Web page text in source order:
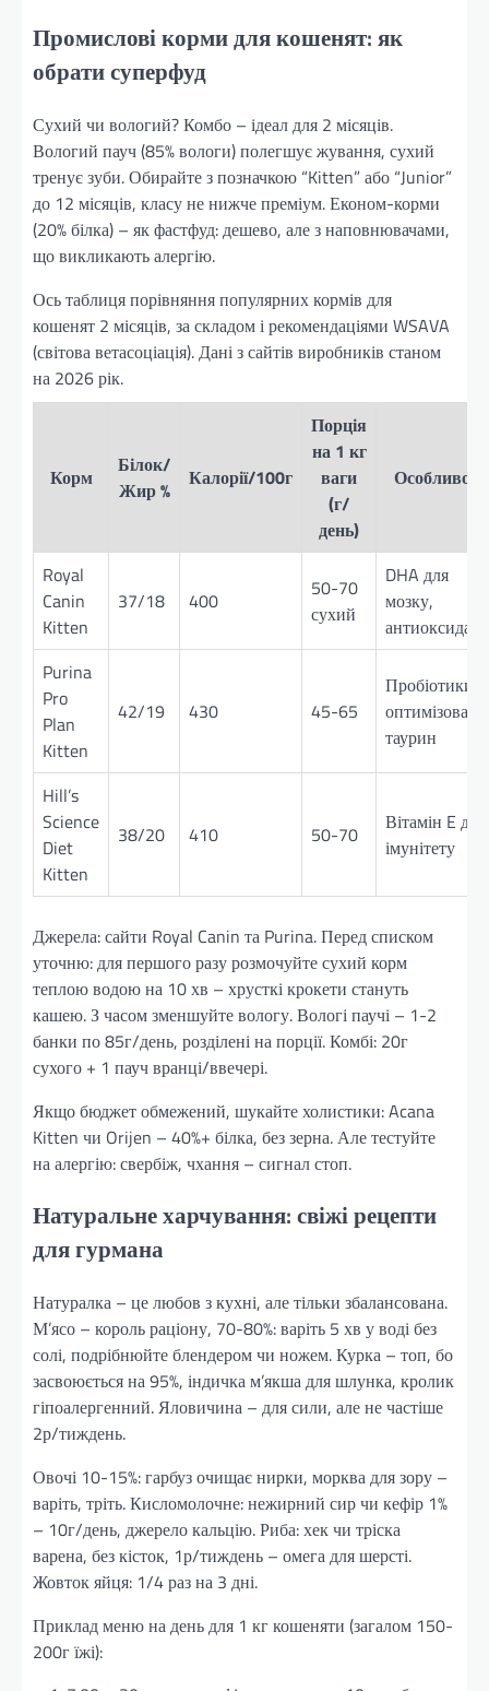
Промислові корми для кошенят: як
обрати суперфуд
Сухий чи вологий? Комбо – ідеал для 2 місяців.
Вологий пауч (85% вологи) полегшує жування, сухий
тренує зуби. Обирайте з позначкою “Kitten” або “Junior”
до 12 місяців, класу не нижче преміум. Економ-корми
(20% білка) – як фастфуд: дешево, але з наповнювачами,
що викликають алергію.
Ось таблиця порівняння популярних кормів для
кошенят 2 місяців, за складом і рекомендаціями WSAVA
(світова ветасоціація). Дані з сайтів виробників станом
на 2026 рік.
Корм
Білок/
Жир %
Калорії/100г
Порція
на 1 кг
ваги
(г/
день)
Royal
Canin
Kitten
37/18 400
50-70
сухий
DHA для
мозку,
Purina
Pro
Plan
Kitten
42/19 430 45-65
Пробіотики,
таурин
Hill’s
Science
Diet
Kitten
38/20 410 50-70
Вітамін E для
імунітету
Джерела: сайти Royal Canin та Purina. Перед списком
уточню: для першого разу розмочуйте сухий корм
теплою водою на 10 хв – хрусткі крокети стануть
кашею. З часом зменшуйте вологу. Вологі паучі – 1-2
банки по 85г/день, розділені на порції. Комбі: 20г
сухого + 1 пауч вранці/ввечері.
Якщо бюджет обмежений, шукайте холистики: Acana
Kitten чи Orijen – 40%+ білка, без зерна. Але тестуйте
на алергію: свербіж, чхання – сигнал стоп.
Натуральне харчування: свіжі рецепти
для гурмана
Натуралка – це любов з кухні, але тільки збалансована.
М’ясо – король раціону, 70-80%: варіть 5 хв у воді без
солі, подрібнюйте блендером чи ножем. Курка – топ, бо
засвоюється на 95%, індичка м’якша для шлунка, кролик
гіпоалергенний. Яловичина – для сили, але не частіше
2р/тиждень.
Овочі 10-15%: гарбуз очищає нирки, морква для зору –
варіть, тріть. Кисломолочне: нежирний сир чи кефір 1%
– 10г/день, джерело кальцію. Риба: хек чи тріска
варена, без кісток, 1р/тиждень – омега для шерсті.
Жовток яйця: 1/4 раз на 3 дні.
Приклад меню на день для 1 кг кошеняти (загалом 150-
200г їжі):